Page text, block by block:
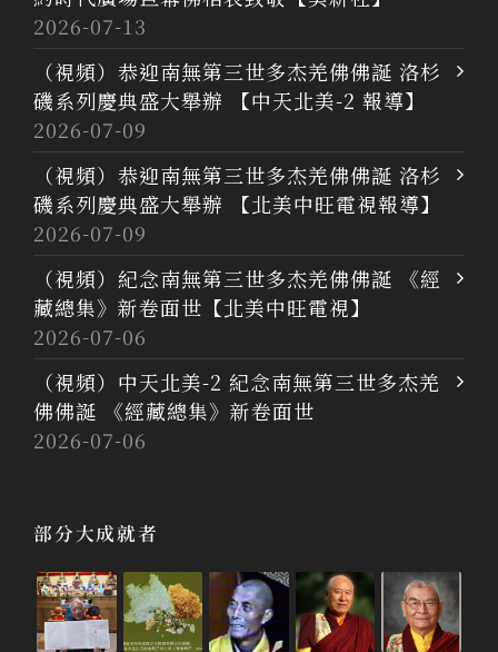
2026-07-13
（視頻）恭迎南無第三世多杰羌佛佛誕 洛杉
磯系列慶典盛大舉辦 【中天北美-2 報導】
2026-07-09
（視頻）恭迎南無第三世多杰羌佛佛誕 洛杉
磯系列慶典盛大舉辦 【北美中旺電視報導】
2026-07-09
（視頻）紀念南無第三世多杰羌佛佛誕 《經
藏總集》新卷面世【北美中旺電視】
2026-07-06
（視頻）中天北美-2 紀念南無第三世多杰羌
佛佛誕 《經藏總集》新卷面世
2026-07-06
部分大成就者